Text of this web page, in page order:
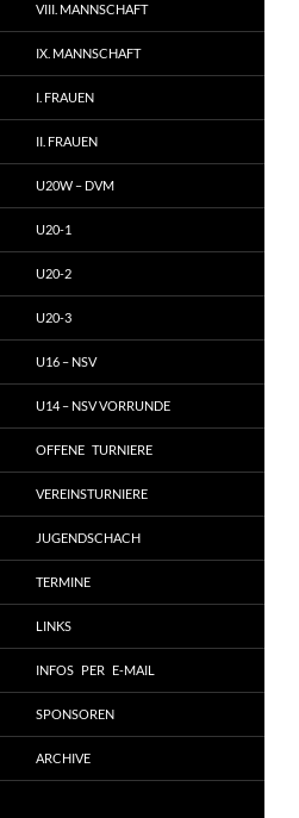
VIII. MANNSCHAFT
IX. MANNSCHAFT
I. FRAUEN
II. FRAUEN
U20W – DVM
U20-1
U20-2
U20-3
U16 – NSV
U14 – NSV VORRUNDE
OFFENE TURNIERE
VEREINSTURNIERE
JUGENDSCHACH
TERMINE
LINKS
INFOS PER E-MAIL
SPONSOREN
ARCHIVE